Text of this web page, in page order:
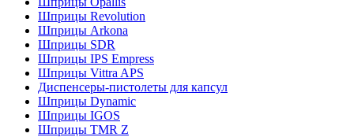
Шприцы Revolution
Шприцы Arkona
Шприцы SDR
Шприцы IPS Empress
Шприцы Vittra APS
Диспенсеры-пистолеты для капсул
Шприцы Dynamic
Шприцы IGOS
Шприцы TMR Z